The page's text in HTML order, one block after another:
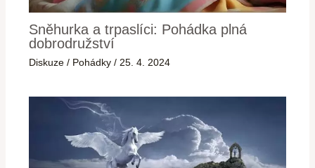
Sněhurka a trpaslíci: Pohádka plná
dobrodružství
Diskuze / Pohádky / 25. 4. 2024